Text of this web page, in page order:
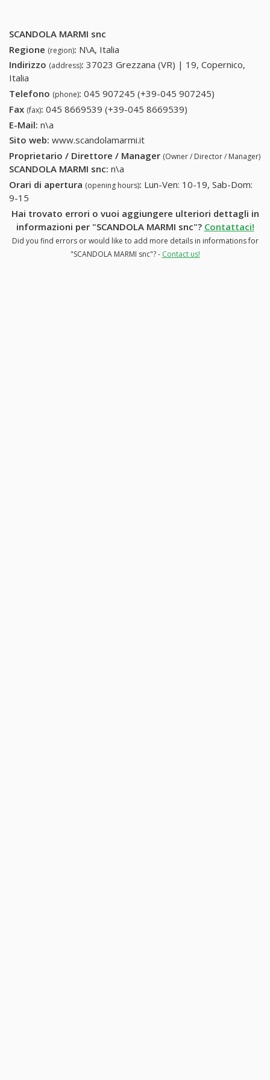
SCANDOLA MARMI snc
Regione (region): N\A, Italia
Indirizzo (address): 37023 Grezzana (VR) | 19, Copernico,
Italia
Telefono (phone): 045 907245 (+39-045 907245)
Fax (fax): 045 8669539 (+39-045 8669539)
E-Mail: n\a
Sito web: www.scandolamarmi.it
Proprietario / Direttore / Manager (Owner / Director / Manager)
SCANDOLA MARMI snc: n\a
Orari di apertura (opening hours): Lun-Ven: 10-19, Sab-Dom:
9-15
Hai trovato errori o vuoi aggiungere ulteriori dettagli in
informazioni per "SCANDOLA MARMI snc"? Contattaci!
Did you find errors or would like to add more details in informations for
"SCANDOLA MARMI snc"? - Contact us!